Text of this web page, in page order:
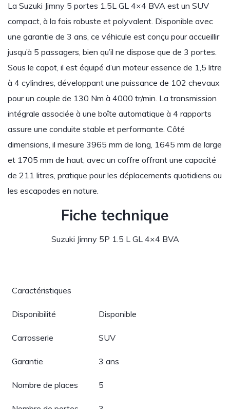
La Suzuki Jimny 5 portes 1.5L GL 4×4 BVA est un SUV
compact, à la fois robuste et polyvalent. Disponible avec
une garantie de 3 ans, ce véhicule est conçu pour accueillir
jusqu’à 5 passagers, bien qu’il ne dispose que de 3 portes.
Sous le capot, il est équipé d’un moteur essence de 1,5 litre
à 4 cylindres, développant une puissance de 102 chevaux
pour un couple de 130 Nm à 4000 tr/min. La transmission
intégrale associée à une boîte automatique à 4 rapports
assure une conduite stable et performante. Côté
dimensions, il mesure 3965 mm de long, 1645 mm de large
et 1705 mm de haut, avec un coffre offrant une capacité
de 211 litres, pratique pour les déplacements quotidiens ou
les escapades en nature.
Fiche technique
Suzuki Jimny 5P 1.5 L GL 4×4 BVA
Caractéristiques
Disponibilité Disponible
Carrosserie SUV
Garantie 3 ans
Nombre de places 5